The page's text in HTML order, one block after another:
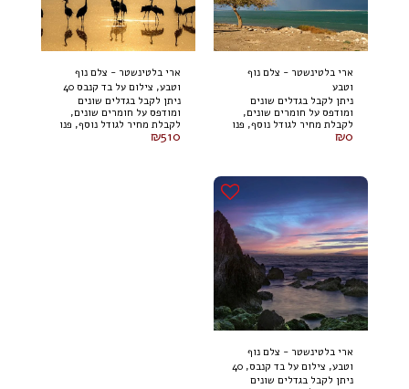
ארי בלטינשטר - צלם נוף
וטבע
​ניתן לקבל בגדלים שונים
ומודפס על חומרים שונים,
לקבלת מחיר לגודל נוסף, פנו
אלינו.
₪0
ארי בלטינשטר - צלם נוף
וטבע, צילום על בד קנבס 40
על 60 ס"מ
​ניתן לקבל בגדלים שונים
ומודפס על חומרים שונים,
לקבלת מחיר לגודל נוסף, פנו
אלינו.₪510
ארי בלטינשטר - צלם נוף
וטבע, צילום על בד קנבס, 40
על 60 ס"מ
​ניתן לקבל בגדלים שונים